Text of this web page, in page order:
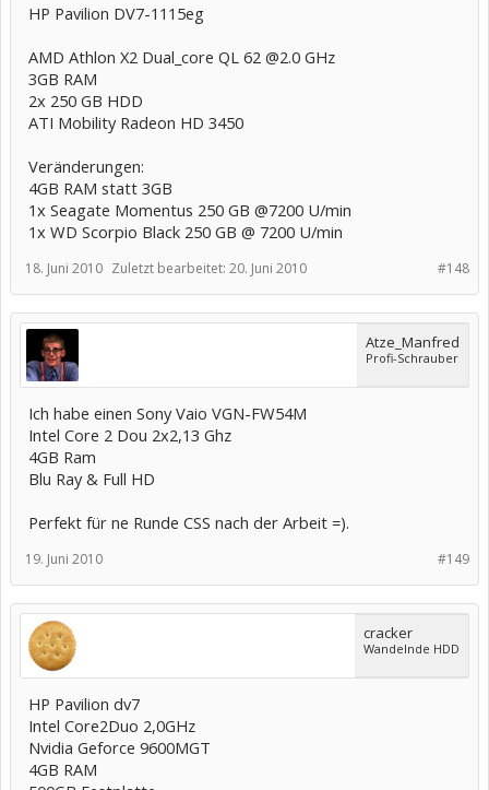
HP Pavilion DV7-1115eg
AMD Athlon X2 Dual_core QL 62 @2.0 GHz
3GB RAM
2x 250 GB HDD
ATI Mobility Radeon HD 3450
Veränderungen:
4GB RAM statt 3GB
1x Seagate Momentus 250 GB @7200 U/min
1x WD Scorpio Black 250 GB @ 7200 U/min
#148
18. Juni 2010 Zuletzt bearbeitet: 20. Juni 2010
Atze_Manfred
Profi-Schrauber
Ich habe einen Sony Vaio VGN-FW54M
Intel Core 2 Dou 2x2,13 Ghz
4GB Ram
Blu Ray & Full HD
Perfekt für ne Runde CSS nach der Arbeit =).
#149
19. Juni 2010
cracker
Wandelnde HDD
HP Pavilion dv7
Intel Core2Duo 2,0GHz
Nvidia Geforce 9600MGT
4GB RAM